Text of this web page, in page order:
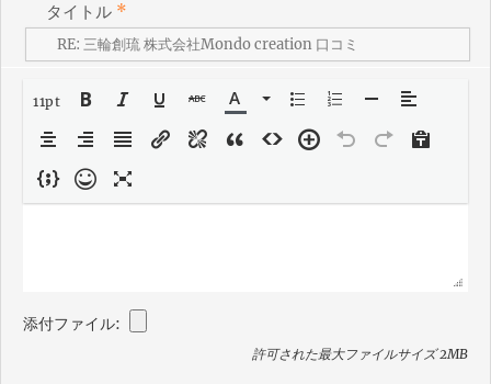
タイトル *
11pt
添付ファイル:
許可された最大ファイルサイズ 2MB